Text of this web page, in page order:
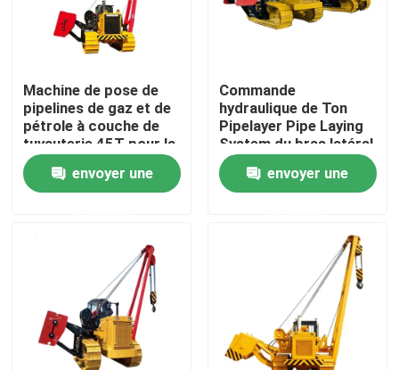
Maison
Produits
Au sujet de nous
Visite d'usine
Machine de pose de
pipelines de gaz et de
pétrole à couche de
tuyauterie 45T pour la
construction de
pipelinesenvoyer une
Commande
hydraulique de Ton
Pipelayer Pipe Laying
System du bras latéral
45
envoyer une